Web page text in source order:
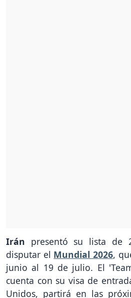
Irán presentó su lista de
disputar el Mundial 2026,
junio al 19 de julio. El
cuenta con su visa de
Unidos, partirá en las